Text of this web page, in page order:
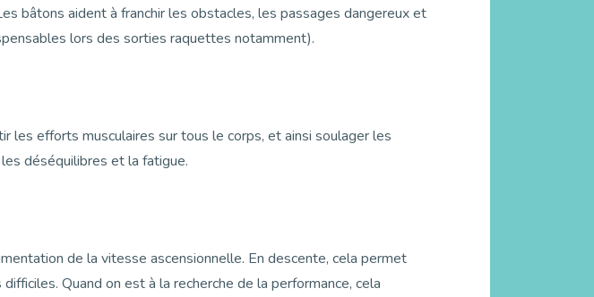
bâtons aident à franchir les obstacles, les passages dangereux et
lors des sorties raquettes notamment).
les efforts musculaires sur tous le corps, et ainsi soulager les
déséquilibres et la fatigue.
de la vitesse ascensionnelle. En descente, cela permet
Quand on est à la recherche de la performance, cela